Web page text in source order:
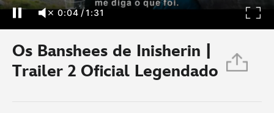
0:04 /1:31
Os Banshees de Inisherin |
Trailer 2 Oficial Legendado